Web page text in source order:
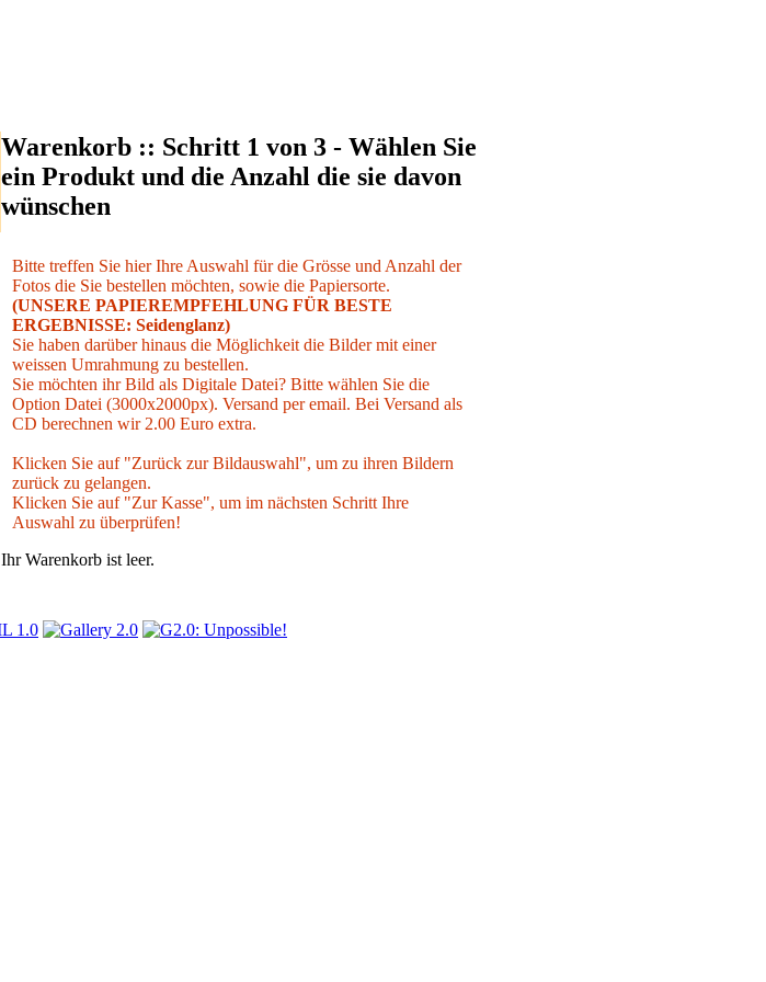
Warenkorb :: Schritt 1 von 3 - Wählen Sie
ein Produkt und die Anzahl die sie davon
wünschen
Bitte treffen Sie hier Ihre Auswahl für die Grösse und Anzahl der
Fotos die Sie bestellen möchten, sowie die Papiersorte.
(UNSERE PAPIEREMPFEHLUNG FÜR BESTE
ERGEBNISSE: Seidenglanz)
Sie haben darüber hinaus die Möglichkeit die Bilder mit einer
weissen Umrahmung zu bestellen.
Sie möchten ihr Bild als Digitale Datei? Bitte wählen Sie die
Option Datei (3000x2000px). Versand per email. Bei Versand als
CD berechnen wir 2.00 Euro extra.
Klicken Sie auf "Zurück zur Bildauswahl", um zu ihren Bildern
zurück zu gelangen.
Klicken Sie auf "Zur Kasse", um im nächsten Schritt Ihre
Auswahl zu überprüfen!
Ihr Warenkorb ist leer.